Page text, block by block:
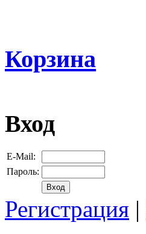
Корзина
Вход
E-Mail:
Пароль:
Регистрация |